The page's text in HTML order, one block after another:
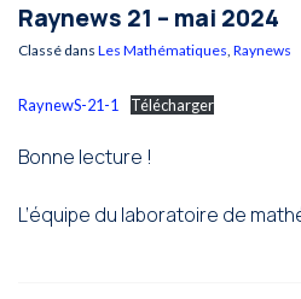
Raynews 21 – mai 2024
Classé dans Les Mathématiques Raynews
RaynewS-21-1 Télécharger
Bonne lecture !
L’équipe du laboratoire de